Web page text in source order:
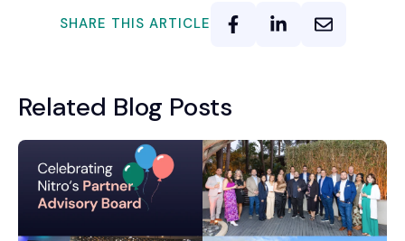
SHARE THIS ARTICLE
Related Blog Posts